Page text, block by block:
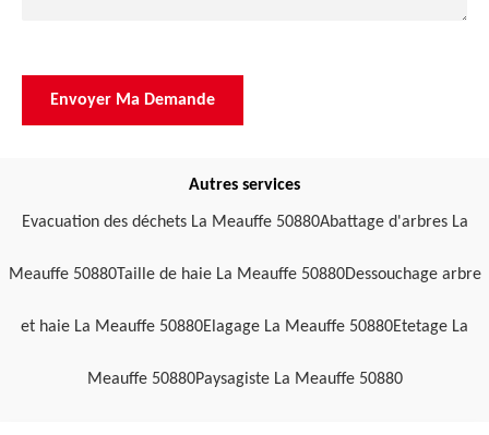
Autres services
Evacuation des déchets La Meauffe 50880Abattage d'arbres La
Meauffe 50880Taille de haie La Meauffe 50880Dessouchage arbre
et haie La Meauffe 50880Elagage La Meauffe 50880Etetage La
Meauffe 50880Paysagiste La Meauffe 50880